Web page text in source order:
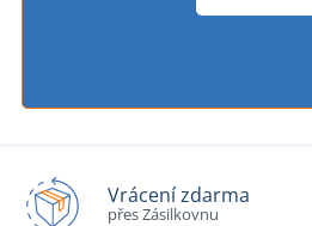
Vrácení zdarma
přes Zásilkovnu